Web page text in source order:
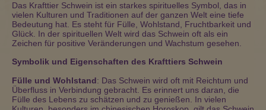
Das Krafttier Schwein ist ein starkes spirituelles Symbol, das in
vielen Kulturen und Traditionen auf der ganzen Welt eine tiefe
Bedeutung hat. Es steht für Fülle, Wohlstand, Fruchtbarkeit und
Glück. In der spirituellen Welt wird das Schwein oft als ein
Zeichen für positive Veränderungen und Wachstum gesehen.
Symbolik und Eigenschaften des Krafttiers Schwein
Fülle und Wohlstand: Das Schwein wird oft mit Reichtum und
Überfluss in Verbindung gebracht. Es erinnert uns daran, die
Fülle des Lebens zu schätzen und zu genießen. In vielen